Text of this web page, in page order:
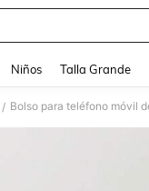
Niños Talla Grande
/